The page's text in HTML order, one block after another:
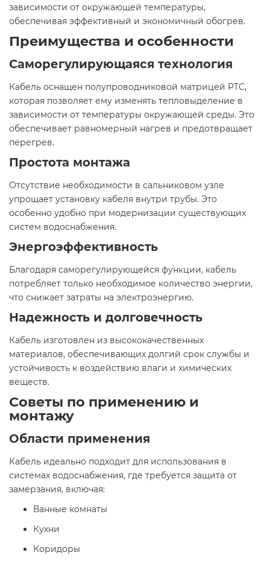
зависимости от окружающей температуры,
обеспечивая эффективный и экономичный обогрев.​
Преимущества и особенности
Саморегулирующаяся технология
Кабель оснащен полупроводниковой матрицей PTC,
которая позволяет ему изменять тепловыделение в
зависимости от температуры окружающей среды. Это
обеспечивает равномерный нагрев и предотвращает
перегрев.​
Простота монтажа
Отсутствие необходимости в сальниковом узле
упрощает установку кабеля внутри трубы. Это
особенно удобно при модернизации существующих
систем водоснабжения.​
Энергоэффективность
Благодаря саморегулирующейся функции, кабель
потребляет только необходимое количество энергии,
что снижает затраты на электроэнергию.​
Надежность и долговечность
Кабель изготовлен из высококачественных
материалов, обеспечивающих долгий срок службы и
устойчивость к воздействию влаги и химических
веществ.​
Советы по применению и
монтажу
Области применения
Кабель идеально подходит для использования в
системах водоснабжения, где требуется защита от
замерзания, включая:​
Ванные комнаты
Кухни
Коридоры​